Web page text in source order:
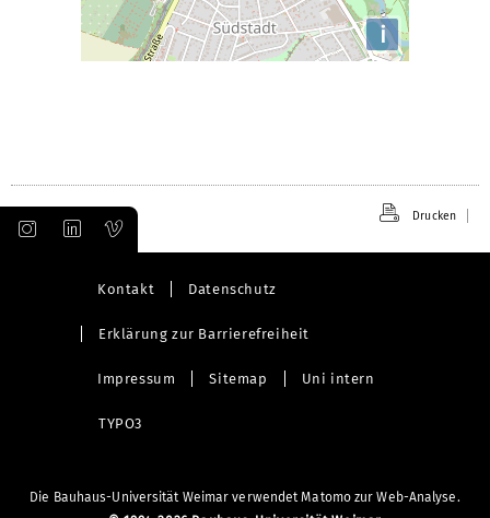
i
Drucken
Kontakt Datenschutz
Erklärung zur Barrierefreiheit
Impressum Sitemap Uni intern
TYPO3
Die Bauhaus-Universität Weimar verwendet Matomo zur Web-Analyse.